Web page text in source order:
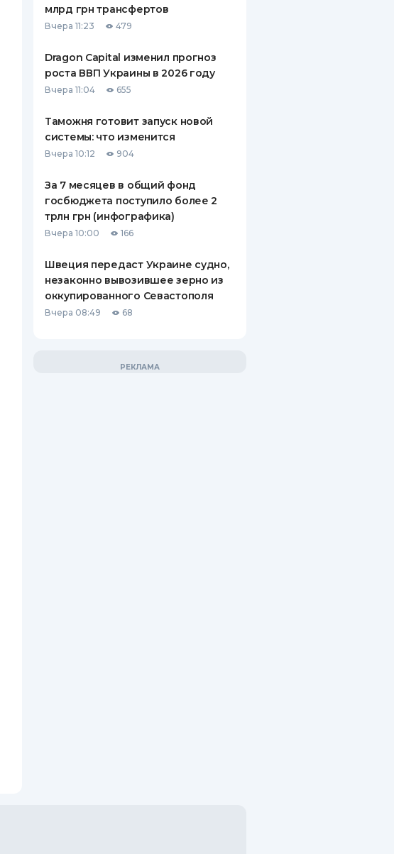
ПУТЕВОДИТЕЛИ ПО
ВСЕ СТРАХОВЫЕ ПОЛИСЫ
СТРАХОВЫЕ КОМПАНИИ
ОТЗЫВЫ О СТРАХОВЫХ
КОМПАНИЯХ
КОНТАКТЫ
млрд грн трансфертов
Вчера 11:23 479
Dragon Capital изменил прогноз
роста ВВП Украины в 2026 году
Вчера 11:04 655
Таможня готовит запуск новой
системы: что изменится
Вчера 10:12 904
За 7 месяцев в общий фонд
госбюджета поступило более 2
трлн грн (инфографика)
Вчера 10:00 166
Швеция передаст Украине судно,
незаконно вывозившее зерно из
оккупированного Севастополя
Вчера 08:49 68